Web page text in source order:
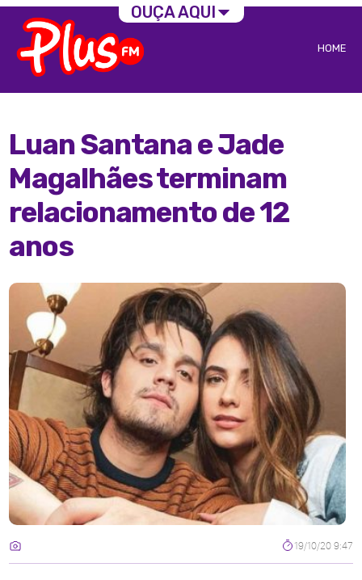
HOME
Luan Santana e Jade
Magalhães terminam
relacionamento de 12
anos
19/10/20 9:47
OUÇA AQUI